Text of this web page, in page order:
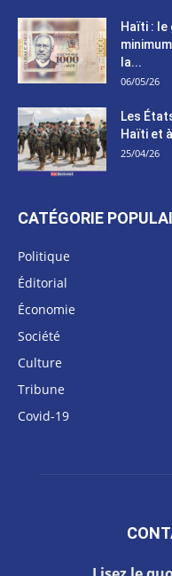
Haïti :
la...
06/05/26
Les
Haïti et
25/04/26
CATÉGORIE
Politique
Éditorial
Économie
Société
Culture
Tribune
Covid-19